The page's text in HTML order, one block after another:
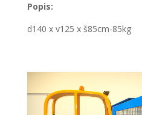
Popis:
d140 x v125 x š85cm-85kg